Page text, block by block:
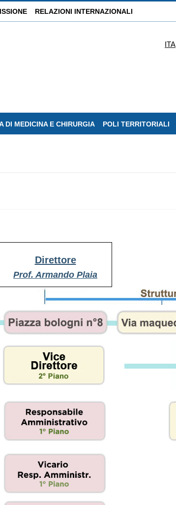
RELAZIONI INTERNAZIONALI
ITA
DI MEDICINA E CHIRURGIA POLI TERRITORIALI
Direttore
Prof. Armando Plaia